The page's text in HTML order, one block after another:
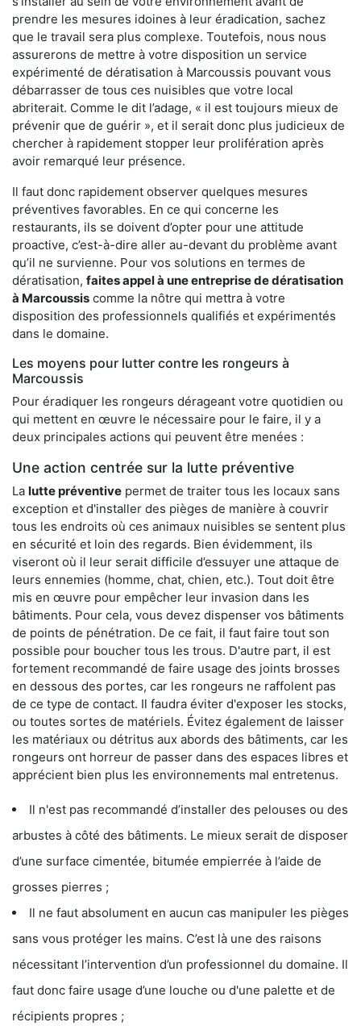
prendre les mesures idoines à leur éradication, sachez
que le travail sera plus complexe. Toutefois, nous nous
assurerons de mettre à votre disposition un service
expérimenté de dératisation à Marcoussis pouvant vous
débarrasser de tous ces nuisibles que votre local
abriterait. Comme le dit l’adage, « il est toujours mieux de
prévenir que de guérir », et il serait donc plus judicieux de
chercher à rapidement stopper leur prolifération après
avoir remarqué leur présence.
Il faut donc rapidement observer quelques mesures
préventives favorables. En ce qui concerne les
restaurants, ils se doivent d’opter pour une attitude
proactive, c’est-à-dire aller au-devant du problème avant
qu’il ne survienne. Pour vos solutions en termes de
dératisation, faites appel à une entreprise de dératisation
à Marcoussis comme la nôtre qui mettra à votre
disposition des professionnels qualifiés et expérimentés
dans le domaine.
Les moyens pour lutter contre les rongeurs à
Marcoussis
Pour éradiquer les rongeurs dérageant votre quotidien ou
qui mettent en œuvre le nécessaire pour le faire, il y a
deux principales actions qui peuvent être menées :
Une action centrée sur la lutte préventive
La lutte préventive permet de traiter tous les locaux sans
exception et d'installer des pièges de manière à couvrir
tous les endroits où ces animaux nuisibles se sentent plus
en sécurité et loin des regards. Bien évidemment, ils
viseront où il leur serait difficile d’essuyer une attaque de
leurs ennemies (homme, chat, chien, etc.). Tout doit être
mis en œuvre pour empêcher leur invasion dans les
bâtiments. Pour cela, vous devez dispenser vos bâtiments
de points de pénétration. De ce fait, il faut faire tout son
possible pour boucher tous les trous. D'autre part, il est
fortement recommandé de faire usage des joints brosses
en dessous des portes, car les rongeurs ne raffolent pas
de ce type de contact. Il faudra éviter d'exposer les stocks,
ou toutes sortes de matériels. Évitez également de laisser
les matériaux ou détritus aux abords des bâtiments, car les
rongeurs ont horreur de passer dans des espaces libres et
apprécient bien plus les environnements mal entretenus.
Il n'est pas recommandé d’installer des pelouses ou des
arbustes à côté des bâtiments. Le mieux serait de disposer
d’une surface cimentée, bitumée empierrée à l’aide de
grosses pierres ;
Il ne faut absolument en aucun cas manipuler les pièges
sans vous protéger les mains. C’est là une des raisons
nécessitant l’intervention d’un professionnel du domaine. Il
faut donc faire usage d’une louche ou d'une palette et de
récipients propres ;